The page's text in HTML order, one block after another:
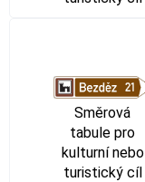
Směrová
tabule pro
kulturní nebo
turistický cíl